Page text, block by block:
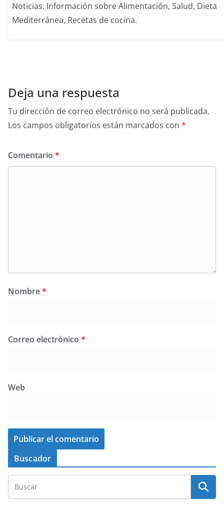
Noticias. Información sobre Alimentación, Salud, Dieta
Mediterránea, Recetas de cocina.
Deja una respuesta
Tu dirección de correo electrónico no será publicada.
Los campos obligatorios están marcados con *
Comentario *
Nombre*
Correo electrónico *
Web
Buscador